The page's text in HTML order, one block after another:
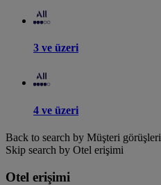
3 ve üzeri
4 ve üzeri
Back to search by Müşteri görüşleri
Skip search by Otel erişimi
Otel erişimi